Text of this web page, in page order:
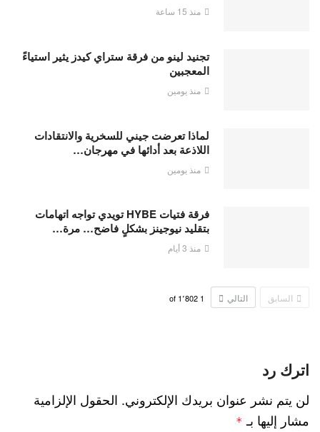
منذ 15 ساعة
تجنيد لينو من فرقة ستراي كيدز يثير استياءً
المعجبين
منذ يومين
لماذا تعرضت جيني للسخرية والانتقادات
اللاذعة بعد أدائها في مهرجان…
منذ يومين
فرقة فتيات HYBE تويدي تواجه اتهامات
بتقليد نيوجينز بشكلٍ فاضح… مرة…
منذ 3 أيام
السابق التالي 1 1٬802
اترك رد
لن يتم نشر عنوان بريدك الإلكتروني. الحقول الإلزامية
مشار إليها بـ *